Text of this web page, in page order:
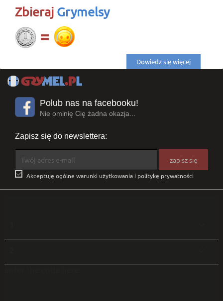
Zbieraj Grymelsy
Dowiedz się więcej
Polub nas na facebooku!
Nie ominię Cię żadna okazja...
Zapisz się do newslettera:
 Akceptuję ogólne warunki użytkowania i politykę prywatności